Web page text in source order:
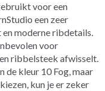
voor een
een zeer
moderne ribdetails.
voor
ribbelsteek afwisselt.
de kleur 10 Fog, maar
kun je er zeker